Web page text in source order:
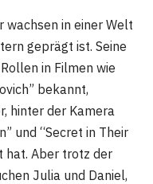
wachsen in einer Welt
geprägt ist. Seine
in Filmen wie
bekannt,
hinter der Kamera
und “Secret in Their
hat. Aber trotz der
Julia und Daniel,